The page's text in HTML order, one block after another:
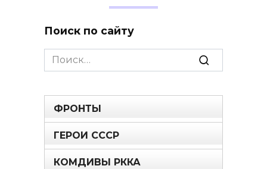
Поиск по сайту
Search
for:
ФРОНТЫ
ГЕРОИ СССР
КОМДИВЫ РККА